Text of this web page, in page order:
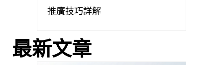
推廣技巧詳解
最新文章